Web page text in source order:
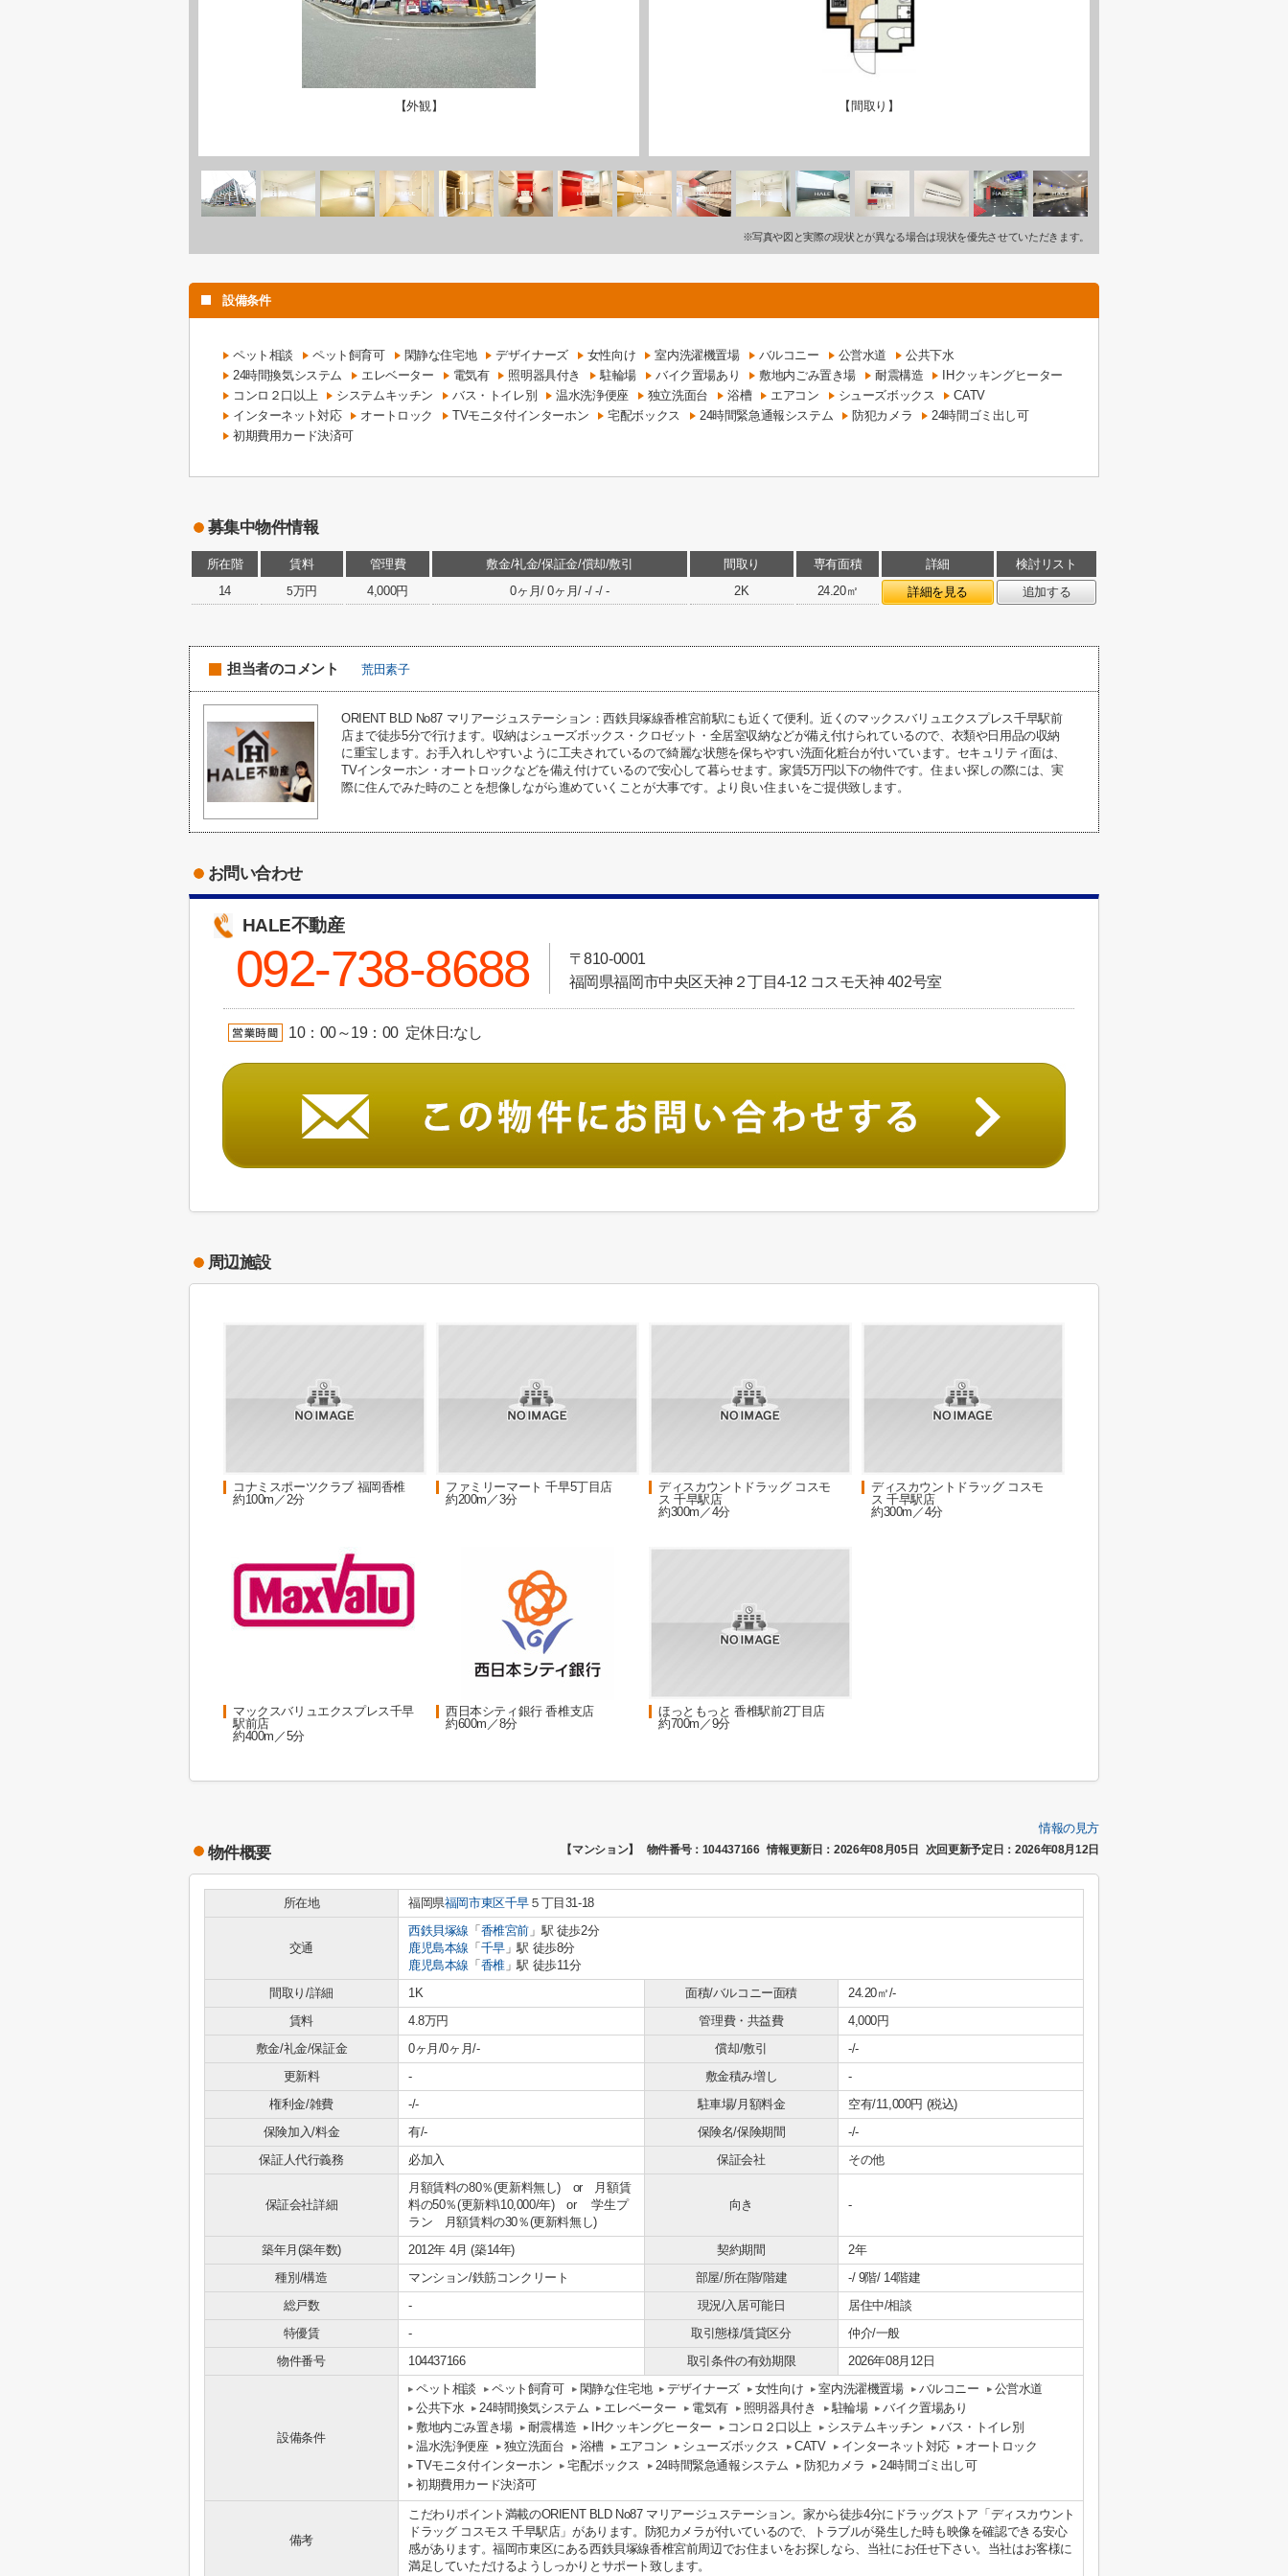
【外観】 【間取り】
※写真や図と実際の現状とが異なる場合は現状を優先させていただきます。
設備条件
ペット相談 ペット飼育可 閑静な住宅地 デザイナーズ 女性向け 室内洗濯機置場 バルコニー 公営水道
公共下水
24時間換気システム
エレベーター 電気有 照明器具付き 駐輪場 バイク置場あり 敷地内ごみ置き場 耐震構造
IHクッキングヒーター
コンロ２口以上
システムキッチン バス・トイレ別 温水洗浄便座 独立洗面台 浴槽 エアコン シューズボックス
CATV
インターネット対応
オートロック TVモニタ付インターホン 宅配ボックス 24時間緊急通報システム 防犯カメラ
24時間ゴミ出し可
初期費用カード決済可
募集中物件情報
所在階 賃料 管理費 敷金/礼金/保証金/償却/敷引 間取り 専有面積 詳細
検討リスト
14
5万円 4,000円 0ヶ月/ 0ヶ月/ -/ -/ - 2K 24.20㎡ 詳細を見る 追加する
担当者のコメント 荒田素子
ORIENT BLD No87 マリアージュステーション：西鉄貝塚線香椎宮前駅にも近くて便利。近くのマックスバリュエクスプレス千早駅前
店まで徒歩5分で行けます。収納はシューズボックス・クロゼット・全居室収納などが備え付けられているので、衣類や日用品の収納
に重宝します。お手入れしやすいように工夫されているので綺麗な状態を保ちやすい洗面化粧台が付いています。セキュリティ面は、
TVインターホン・オートロックなどを備え付けているので安心して暮らせます。家賃5万円以下の物件です。住まい探しの際には、実
際に住んでみた時のことを想像しながら進めていくことが大事です。より良い住まいをご提供致します。
お問い合わせ
HALE不動産
092-738-8688
〒810-0001
福岡県福岡市中央区天神２丁目4-12 コスモ天神 402号室
10：00～19：00 定休日:なし
周辺施設
コナミスポーツクラブ 福岡香椎
約100m／2分
ファミリーマート 千早5丁目店
約200m／3分
ディスカウントドラッグ コスモ
ス 千早駅店
約300m／4分
ディスカウントドラッグ コスモ
ス 千早駅店
約300m／4分
マックスバリュエクスプレス千早
駅前店
約400m／5分
西日本シティ銀行 香椎支店
約600m／8分
ほっともっと 香椎駅前2丁目店
約700m／9分
情報の見方
物件概要 【マンション】 物件番号：104437166 情報更新日：2026年08月05日 次回更新予定日：2026年08月12日
所在地 福岡県福岡市東区千早 ５丁目31-18
交通
西鉄貝塚線 「 香椎宮前 」駅 徒歩2分
鹿児島本線 「 千早」駅 徒歩8分
鹿児島本線 「 香椎」駅 徒歩11分
間取り/詳細
1K 面積/バルコニー面積
24.20㎡/-
賃料
4.8万円 管理費・共益費
4,000円
敷金/礼金/保証金
0ヶ月/0ヶ月/- 償却/敷引
-/-
更新料
- 敷金積み増し
-
権利金/雑費
-/- 駐車場/月額料金
空有/11,000円 (税込)
保険加入/料金
有/- 保険名/保険期間
-/-
保証人代行義務
必加入 保証会社 その他
保証会社詳細
月額賃料の80％(更新料無し) or 月額賃
料の50％(更新料\10,000/年) or 学生プ
ラン 月額賃料の30％(更新料無し)
向き -
築年月(築年数) 2012年 4月 (築14年) 契約期間
2年
種別/構造
マンション/鉄筋コンクリート 部屋/所在階/階建
-/ 9階/ 14階建
総戸数
- 現況/入居可能日
居住中/相談
特優賃
- 取引態様/賃貸区分
仲介/一般
物件番号
104437166 取引条件の有効期限 2026年08月12日
設備条件
ペット相談 ペット飼育可 閑静な住宅地 デザイナーズ 女性向け 室内洗濯機置場 バルコニー
公営水道
公共下水
24時間換気システム エレベーター 電気有 照明器具付き 駐輪場
バイク置場あり
敷地内ごみ置き場
耐震構造 IHクッキングヒーター コンロ２口以上 システムキッチン
バス・トイレ別
温水洗浄便座
独立洗面台 浴槽 エアコン シューズボックス CATV インターネット対応
オートロック
TVモニタ付インターホン
宅配ボックス 24時間緊急通報システム 防犯カメラ
24時間ゴミ出し可
初期費用カード決済可
備考
こだわりポイント満載のORIENT BLD No87 マリアージュステーション。家から徒歩4分にドラッグストア「ディスカウント
ドラッグ コスモス 千早駅店」があります。防犯カメラが付いているので、トラブルが発生した時も映像を確認できる安心
感があります。福岡市東区にある西鉄貝塚線香椎宮前周辺でお住まいをお探しなら、当社にお任せ下さい。当社はお客様に
満足していただけるようしっかりとサポート致します。